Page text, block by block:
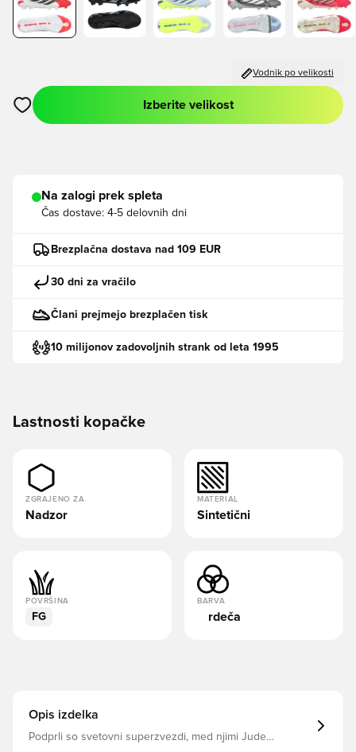
Vodnik po velikosti
Odpre Modal za prijavo ali vpis kot član
Izberite velikost
Na zalogi prek spleta
Čas dostave: 4-5 delovnih dni
Brezplačna dostava nad 109 EUR
30 dni za vračilo
Člani prejmejo brezplačen tisk
10 milijonov zadovoljnih strank od leta 1995
Lastnosti kopačke
ZGRAJENO ZA
Nadzor
MATERIAL
Sintetični
POVRŠINA
FG
BARVA
rdeča
Opis izdelka
Podprli so svetovni superzvezdi, med njimi Jude